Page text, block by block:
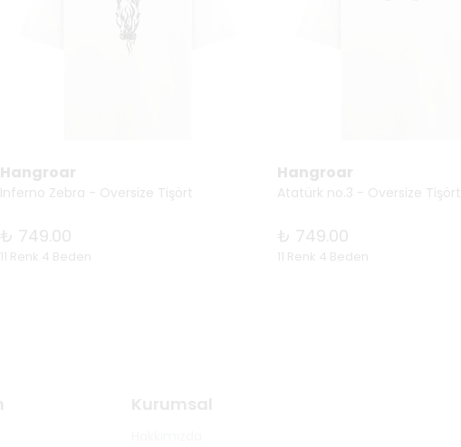
Hangroar
Inferno Zebra - Oversize Tişört
₺ 749.00
11 Renk 4 Beden
Hangroar
Atatürk no.3 - Oversize Tişört
₺ 749.00
11 Renk 4 Beden